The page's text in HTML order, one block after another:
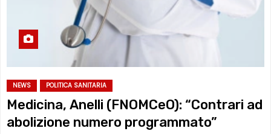
NEWS POLITICA SANITARIA
Medicina, Anelli (FNOMCeO): “Contrari ad
abolizione numero programmato”